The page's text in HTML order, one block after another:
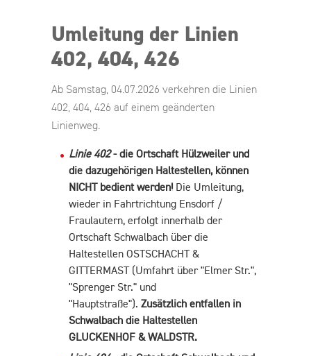
Umleitung der Linien
402, 404, 426
Ab Samstag, 04.07.2026 verkehren die Linien
402, 404, 426 auf einem geänderten
Linienweg.
Linie 402- die Ortschaft Hülzweiler und
die dazugehörigen Haltestellen, können
NICHT bedient werden! Die Umleitung,
wieder in Fahrtrichtung Ensdorf /
Fraulautern, erfolgt innerhalb der
Ortschaft Schwalbach über die
Haltestellen OSTSCHACHT &
GITTERMAST (Umfahrt über "Elmer Str.",
"Sprenger Str." und
"Hauptstraße"). Zusätzlich entfallen in
Schwalbach die Haltestellen
GLUCKENHOF & WALDSTR.